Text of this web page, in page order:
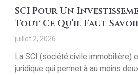
SCI Pour Un
Tout Ce Qu’il Faut
juillet 2, 2026
La SCI (société civile immobilière)
juridique qui permet à au moins